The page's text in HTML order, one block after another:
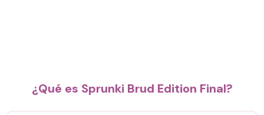
¿Qué es Sprunki Brud Edition Final?